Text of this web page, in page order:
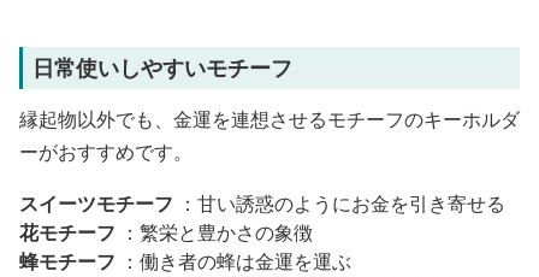
日常使いしやすいモチーフ
縁起物以外でも、金運を連想させるモチーフのキーホルダ
ーがおすすめです。
スイーツモチーフ ：甘い誘惑のようにお金を引き寄せる
花モチーフ ：繁栄と豊かさの象徴
蜂モチーフ ：働き者の蜂は金運を運ぶ